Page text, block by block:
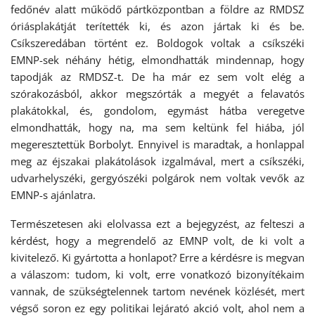
fedőnév alatt működő pártközpontban a földre az RMDSZ
óriásplakátját terítették ki, és azon jártak ki és be.
Csíkszeredában történt ez. Boldogok voltak a csíkszéki
EMNP-sek néhány hétig, elmondhatták mindennap, hogy
tapodják az RMDSZ-t. De ha már ez sem volt elég a
szórakozásból, akkor megszórták a megyét a felavatós
plakátokkal, és, gondolom, egymást hátba veregetve
elmondhatták, hogy na, ma sem keltünk fel hiába, jól
megeresztettük Borbolyt. Ennyivel is maradtak, a honlappal
meg az éjszakai plakátolások izgalmával, mert a csíkszéki,
udvarhelyszéki, gergyószéki polgárok nem voltak vevők az
EMNP-s ajánlatra.
Természetesen aki elolvassa ezt a bejegyzést, az felteszi a
kérdést, hogy a megrendelő az EMNP volt, de ki volt a
kivitelező. Ki gyártotta a honlapot? Erre a kérdésre is megvan
a válaszom: tudom, ki volt, erre vonatkozó bizonyítékaim
vannak, de szükségtelennek tartom nevének közlését, mert
végső soron ez egy politikai lejárató akció volt, ahol nem a